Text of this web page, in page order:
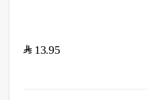
13.95
$